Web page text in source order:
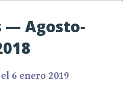
— Agosto-
6 enero 2019